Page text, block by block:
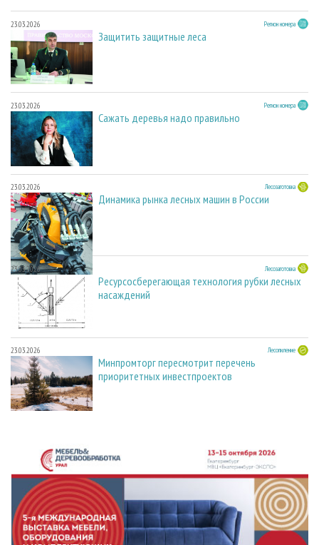
23.03.2026 Регион номера
Защитить защитные леса
23.03.2026 Регион номера
Сажать деревья надо правильно
23.03.2026 Лесозаготовка
Динамика рынка лесных машин в России
23.03.2026 Лесозаготовка
Ресурсосберегающая технология рубки лесных
насаждений
23.03.2026 Лесопиление
Минпромторг пересмотрит перечень
приоритетных инвестпроектов